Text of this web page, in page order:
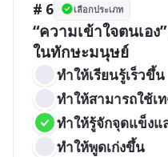
# 6 เลือกประเภท
“ความเข้าใจตนเอ
ในทักษะมนุษย์
ทำให้เรียนรู้เร็วขึ้น
ทำให้สามารถใช้เ
ทำให้รู้จักจุดแข็ง
ทำให้พูดเก่งขึ้น